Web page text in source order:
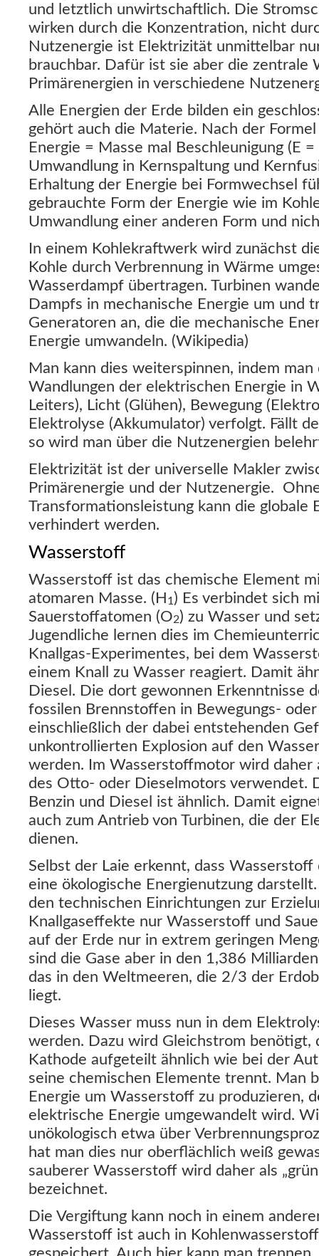
und letztlich unwirtschaftlich. Die
wirken durch die Konzentration, nicht
Nutzenergie ist Elektrizität unmittelbar
brauchbar. Dafür ist sie aber die zentrale
Primärenergien in verschiedene
Alle Energien der Erde bilden ein
gehört auch die Materie. Nach der
Energie = Masse mal Beschleunigung (E =
Umwandlung in Kernspaltung und
Erhaltung der Energie bei Formwechsel
gebrauchte Form der Energie wie im
Umwandlung einer anderen Form und
In einem Kohlekraftwerk wird zunächst
Kohle durch Verbrennung in Wärme
Wasserdampf übertragen. Turbinen
Dampfs in mechanische Energie um und
Generatoren an, die die mechanische
Energie umwandeln. (Wikipedia)
Man kann dies weiterspinnen, indem
Wandlungen der elektrischen Energie in
Leiters), Licht (Glühen), Bewegung
Elektrolyse (Akkumulator) verfolgt. Fällt
so wird man über die Nutzenergien
Elektrizität ist der universelle Makler
Primärenergie und der Nutzenergie.
Transformationsleistung kann die globale
verhindert werden.
Wasserstoff
Wasserstoff ist das chemische Element
atomaren Masse. (H1 ) Es verbindet sich
Sauerstoffatomen (O2) zu Wasser und
Jugendliche lernen dies im
Knallgas-Experimentes, bei dem
einem Knall zu Wasser reagiert. Damit
Diesel. Die dort gewonnen Erkenntnisse
fossilen Brennstoffen in Bewegungs-
einschließlich der dabei entstehenden
unkontrollierten Explosion auf den
werden. Im Wasserstoffmotor wird daher
des Otto- oder Dieselmotors verwendet.
Benzin und Diesel ist ähnlich. Damit
auch zum Antrieb von Turbinen, die der
dienen.
Selbst der Laie erkennt, dass
eine ökologische Energienutzung
den technischen Einrichtungen zur
Knallgaseffekte nur Wasserstoff und
auf der Erde nur in extrem geringen
sind die Gase aber in den 1,386
das in den Weltmeeren, die 2/3 der
liegt.
Dieses Wasser muss nun in dem
werden. Dazu wird Gleichstrom benötigt,
Kathode aufgeteilt ähnlich wie bei der
seine chemischen Elemente trennt. Man
Energie um Wasserstoff zu produzieren,
elektrische Energie umgewandelt wird.
unökologisch etwa über
hat man dies nur oberflächlich weiß
sauberer Wasserstoff wird daher als
bezeichnet.
Die Vergiftung kann noch in einem
Wasserstoff ist auch in